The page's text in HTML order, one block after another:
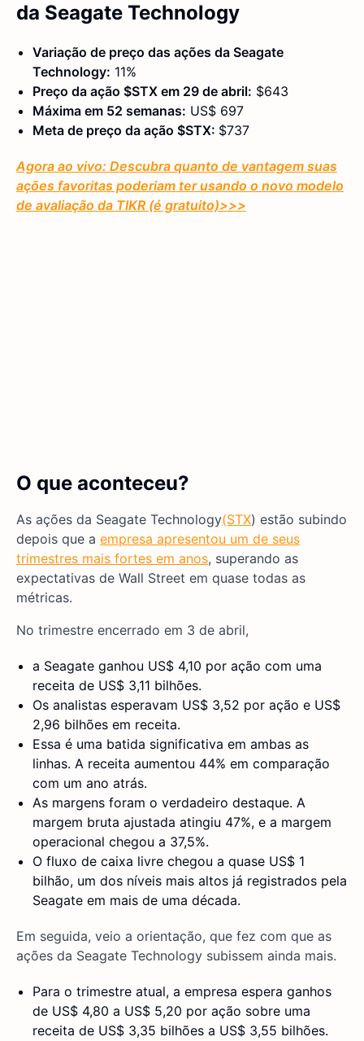
da Seagate Technology
Variação de preço das ações da Seagate
Technology: 11%
Preço da ação $STX em 29 de abril: $643
Máxima em 52 semanas: US$ 697
Meta de preço da ação $STX: $737
Agora ao vivo: Descubra quanto de vantagem suas
ações favoritas poderiam ter usando o novo modelo
de avaliação da TIKR (é gratuito)>>>
O que aconteceu?
As ações da Seagate Technology(STX) estão subindo
depois que a empresa apresentou um de seus
trimestres mais fortes em anos, superando as
expectativas de Wall Street em quase todas as
métricas.
No trimestre encerrado em 3 de abril,
a Seagate ganhou US$ 4,10 por ação com uma
receita de US$ 3,11 bilhões.
Os analistas esperavam US$ 3,52 por ação e US$
2,96 bilhões em receita.
Essa é uma batida significativa em ambas as
linhas. A receita aumentou 44% em comparação
com um ano atrás.
As margens foram o verdadeiro destaque. A
margem bruta ajustada atingiu 47%, e a margem
operacional chegou a 37,5%.
O fluxo de caixa livre chegou a quase US$ 1
bilhão, um dos níveis mais altos já registrados pela
Seagate em mais de uma década.
Em seguida, veio a orientação, que fez com que as
ações da Seagate Technology subissem ainda mais.
Para o trimestre atual, a empresa espera ganhos
de US$ 4,80 a US$ 5,20 por ação sobre uma
receita de US$ 3,35 bilhões a US$ 3,55 bilhões.